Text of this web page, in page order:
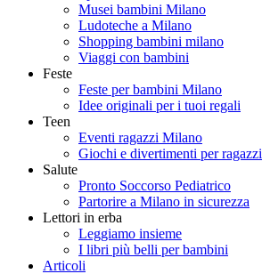
Musei bambini Milano
Ludoteche a Milano
Shopping bambini milano
Viaggi con bambini
Feste
Feste per bambini Milano
Idee originali per i tuoi regali
Teen
Eventi ragazzi Milano
Giochi e divertimenti per ragazzi
Salute
Pronto Soccorso Pediatrico
Partorire a Milano in sicurezza
Lettori in erba
Leggiamo insieme
I libri più belli per bambini
Articoli